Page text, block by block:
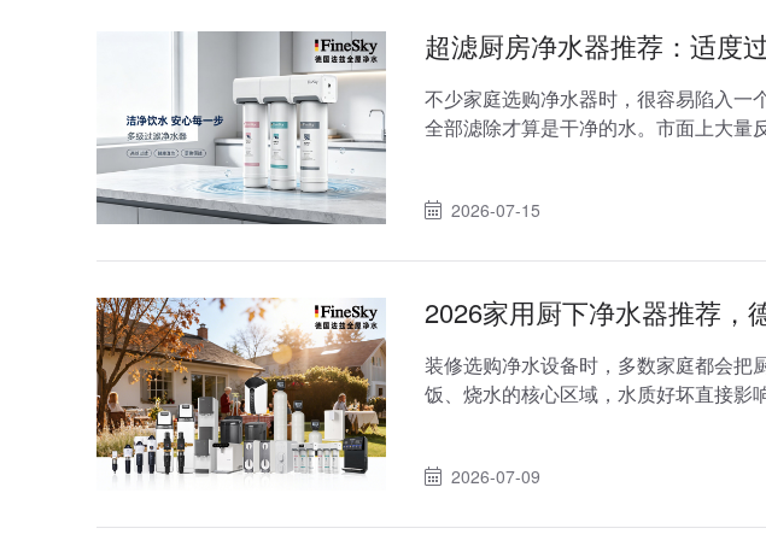
超滤厨房净水器推荐：适度
不少家庭选购净水器时，很容易陷入一
全部滤除才算是干净的水。市面上大量
2026-07-15
2026家用厨下净水器推荐，
装修选购净水设备时，多数家庭都会把
饭、烧水的核心区域，水质好坏直接影
2026-07-09